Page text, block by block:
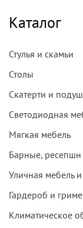
Каталог
Стулья и скамьи
Столы
Скатерти и
Светодиодная
Мягкая мебель
Барные,
Уличная мебель
Гардероб и
Климатическое